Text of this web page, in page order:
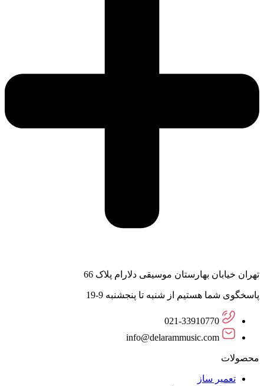
تهران خیابان بهارستان موسیقی دلارام پلاک 66
پاسخگوی شما هستیم از شنبه تا پنجشنبه 9-19
021-33910770
info@delarammusic.com
محصولات
تعمیر ساز